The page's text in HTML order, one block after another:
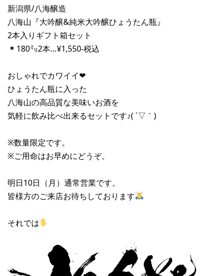
新潟県/八海醸造
八海山『大吟醸&純米大吟醸ひょうたん瓶』
2本入りギフト箱セット
180㍉2本…¥1,550-税込
おしゃれでカワイイ❤︎
ひょうたん瓶に入った
八海山の高品質な美味いお酒を
気軽に飲み比べ出来るセットです♪( ´▽｀)
※数量限定です。
※ご用命はお早めにどうぞ。
明日10日（月）通常営業です。
皆様方のご来店お待ちしております
それでは